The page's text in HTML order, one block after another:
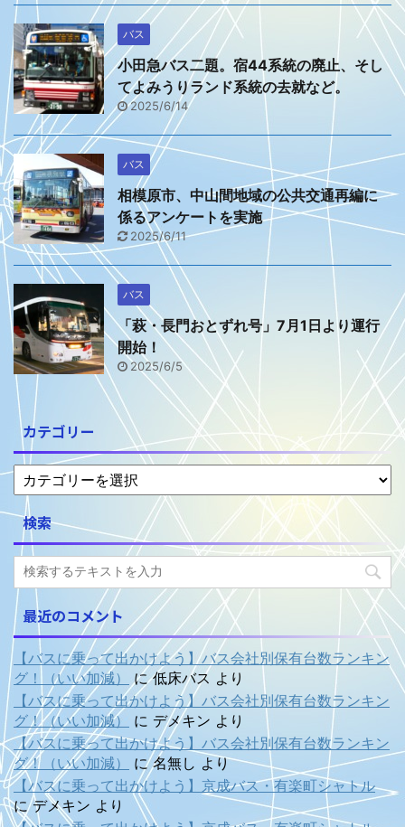
バス
小田急バス二題。宿44系統の廃止、そし
てよみうりランド系統の去就など。
2025/6/14
バス
相模原市、中山間地域の公共交通再編に
係るアンケートを実施
2025/6/11
バス
「萩・長門おとずれ号」7月1日より運行
開始！
2025/6/5
カテゴリー
検索
最近のコメント
【バスに乗って出かけよう】バス会社別保有台数ランキン
グ！（いい加減）
に低床バス より
【バスに乗って出かけよう】バス会社別保有台数ランキン
グ！（いい加減）
に デメキン より
【バスに乗って出かけよう】バス会社別保有台数ランキン
グ！（いい加減）
に名無し より
【バスに乗って出かけよう】京成バス・有楽町シャトル
にデメキン より